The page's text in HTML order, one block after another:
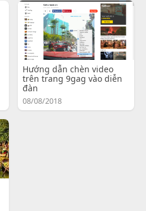
Hướng dẫn chèn video
trên trang 9gag vào diễn
đàn
08/08/2018